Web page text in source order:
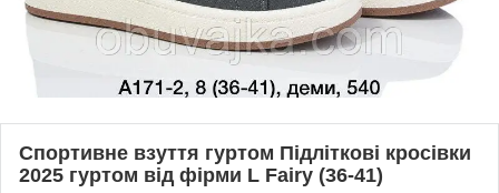
Спортивне взуття гуртом Підліткові кросівки
2025 гуртом від фірми L Fairy (36-41)